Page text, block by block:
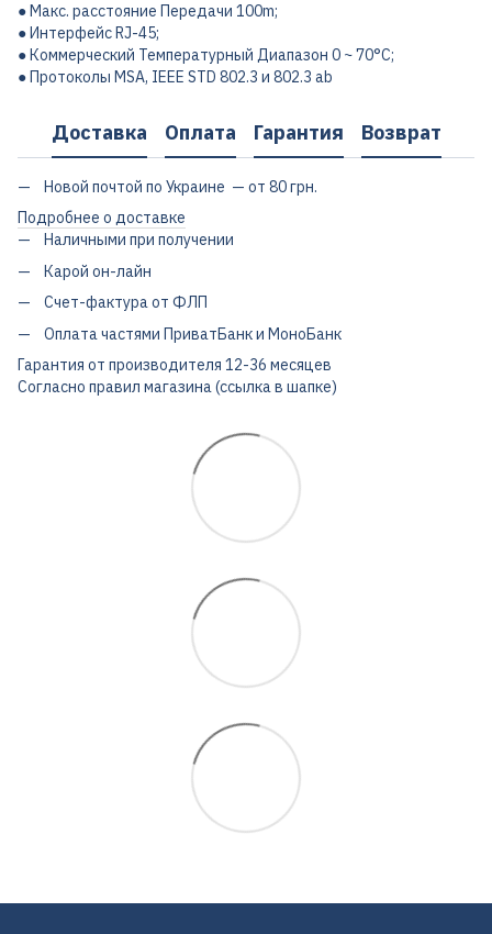
● Макс. расстояние Передачи 100m;
● Интерфейс RJ-45;
● Коммерческий Температурный Диапазон 0 ~ 70°C;
● Протоколы MSA, IEEE STD 802.3 и 802.3 ab
Доставка Оплата Гарантия Возврат
Новой почтой по Украине — от 80 грн.
Подробнее о доставке
Наличными при получении
Карой он-лайн
Счет-фактура от ФЛП
Оплата частями ПриватБанк и МоноБанк
Гарантия от производителя 12-36 месяцев
Согласно правил магазина (ссылка в шапке)